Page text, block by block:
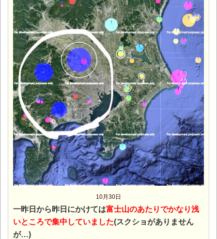
10月30日
一昨日から昨日にかけては富士山のあたりでかなり浅
いところで集中していました(スクショがありません
が…)